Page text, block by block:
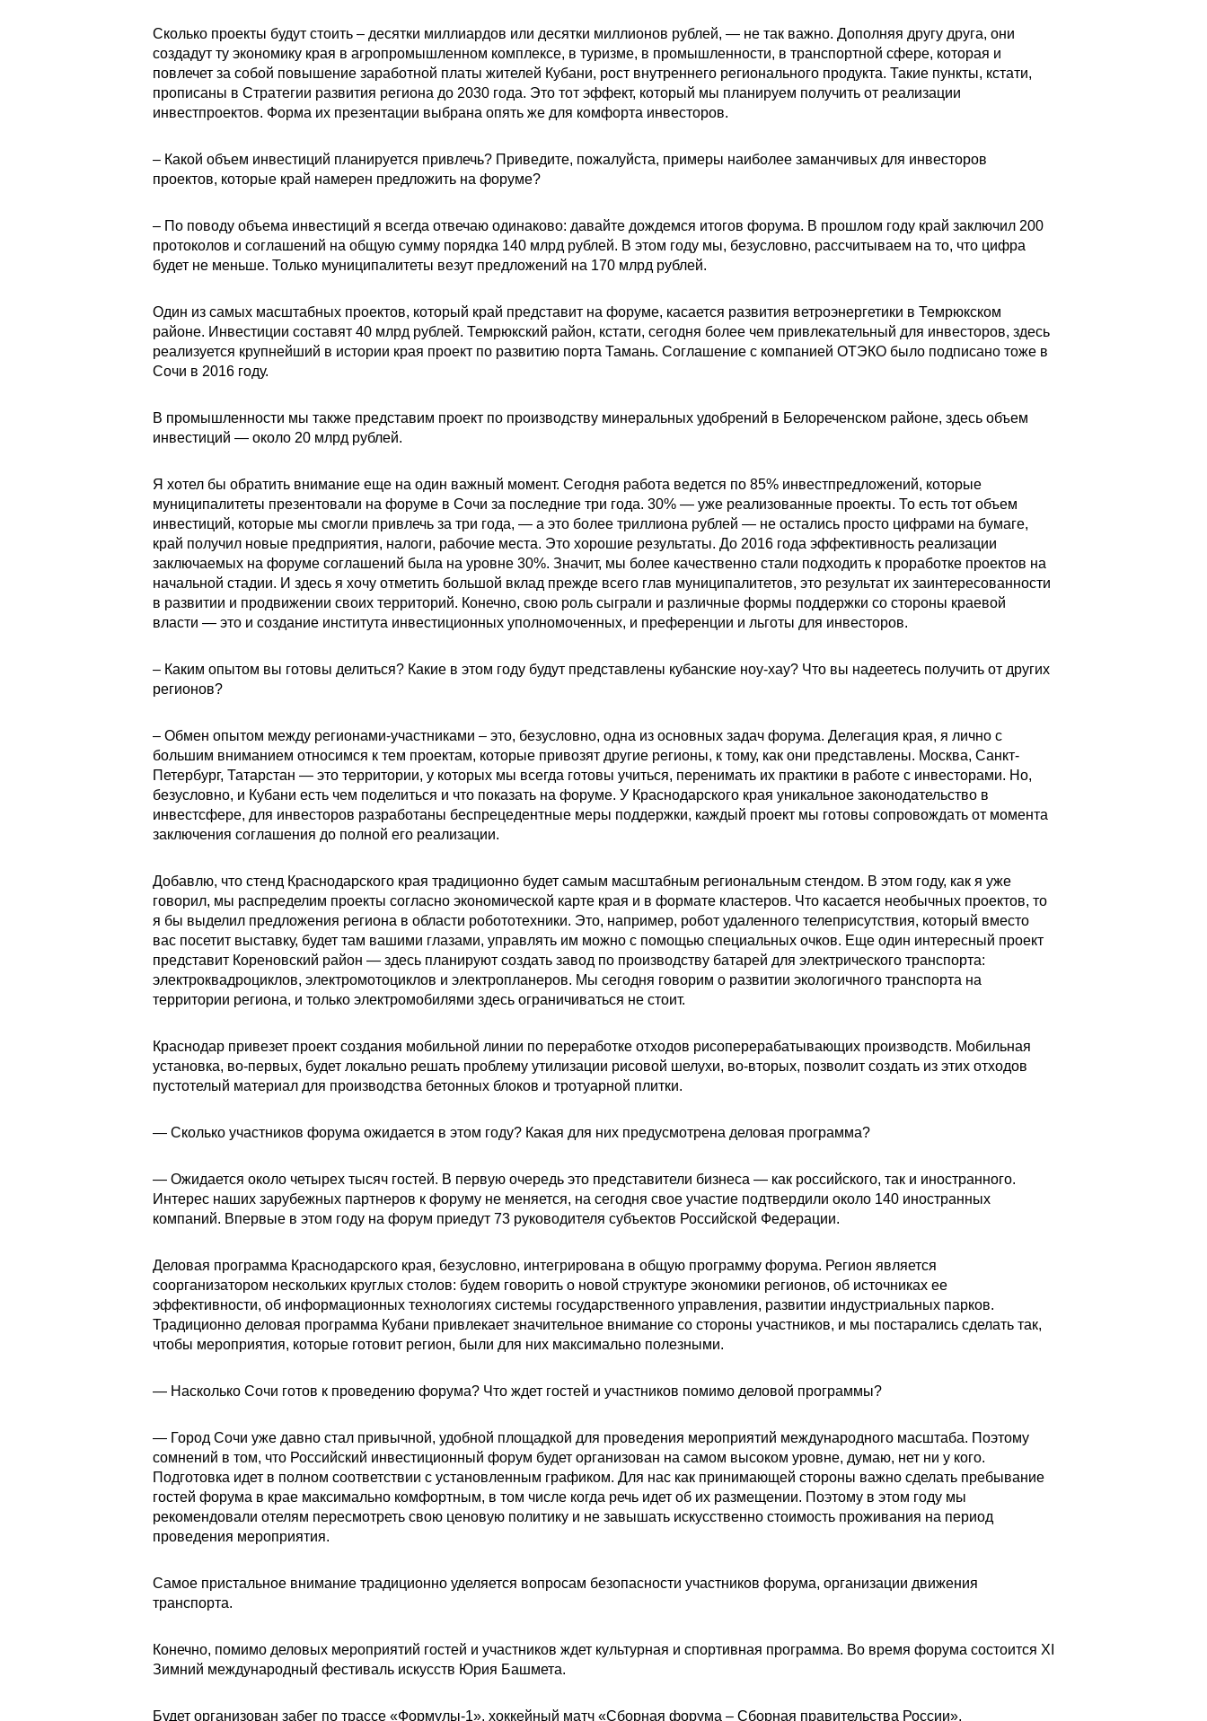
Сколько проекты будут стоить – десятки миллиардов или десятки миллионов рублей, — не так важно. Дополняя другу друга, они
создадут ту экономику края в агропромышленном комплексе, в туризме, в промышленности, в транспортной сфере, которая и
повлечет за собой повышение заработной платы жителей Кубани, рост внутреннего регионального продукта. Такие пункты, кстати,
прописаны в Стратегии развития региона до 2030 года. Это тот эффект, который мы планируем получить от реализации
инвестпроектов. Форма их презентации выбрана опять же для комфорта инвесторов.
– Какой объем инвестиций планируется привлечь? Приведите, пожалуйста, примеры наиболее заманчивых для инвесторов
проектов, которые край намерен предложить на форуме?
– По поводу объема инвестиций я всегда отвечаю одинаково: давайте дождемся итогов форума. В прошлом году край заключил 200
протоколов и соглашений на общую сумму порядка 140 млрд рублей. В этом году мы, безусловно, рассчитываем на то, что цифра
будет не меньше. Только муниципалитеты везут предложений на 170 млрд рублей.
Один из самых масштабных проектов, который край представит на форуме, касается развития ветроэнергетики в Темрюкском
районе. Инвестиции составят 40 млрд рублей. Темрюкский район, кстати, сегодня более чем привлекательный для инвесторов, здесь
реализуется крупнейший в истории края проект по развитию порта Тамань. Соглашение с компанией ОТЭКО было подписано тоже в
Сочи в 2016 году.
В промышленности мы также представим проект по производству минеральных удобрений в Белореченском районе, здесь объем
инвестиций — около 20 млрд рублей.
Я хотел бы обратить внимание еще на один важный момент. Сегодня работа ведется по 85% инвестпредложений, которые
муниципалитеты презентовали на форуме в Сочи за последние три года. 30% — уже реализованные проекты. То есть тот объем
инвестиций, которые мы смогли привлечь за три года, — а это более триллиона рублей — не остались просто цифрами на бумаге,
край получил новые предприятия, налоги, рабочие места. Это хорошие результаты. До 2016 года эффективность реализации
заключаемых на форуме соглашений была на уровне 30%. Значит, мы более качественно стали подходить к проработке проектов на
начальной стадии. И здесь я хочу отметить большой вклад прежде всего глав муниципалитетов, это результат их заинтересованности
в развитии и продвижении своих территорий. Конечно, свою роль сыграли и различные формы поддержки со стороны краевой
власти — это и создание института инвестиционных уполномоченных, и преференции и льготы для инвесторов.
– Каким опытом вы готовы делиться? Какие в этом году будут представлены кубанские ноу-хау? Что вы надеетесь получить от других
регионов?
– Обмен опытом между регионами-участниками – это, безусловно, одна из основных задач форума. Делегация края, я лично с
большим вниманием относимся к тем проектам, которые привозят другие регионы, к тому, как они представлены. Москва, Санкт-
Петербург, Татарстан — это территории, у которых мы всегда готовы учиться, перенимать их практики в работе с инвесторами. Но,
безусловно, и Кубани есть чем поделиться и что показать на форуме. У Краснодарского края уникальное законодательство в
инвестсфере, для инвесторов разработаны беспрецедентные меры поддержки, каждый проект мы готовы сопровождать от момента
заключения соглашения до полной его реализации.
Добавлю, что стенд Краснодарского края традиционно будет самым масштабным региональным стендом. В этом году, как я уже
говорил, мы распределим проекты согласно экономической карте края и в формате кластеров. Что касается необычных проектов, то
я бы выделил предложения региона в области робототехники. Это, например, робот удаленного телеприсутствия, который вместо
вас посетит выставку, будет там вашими глазами, управлять им можно с помощью специальных очков. Еще один интересный проект
представит Кореновский район — здесь планируют создать завод по производству батарей для электрического транспорта:
электроквадроциклов, электромотоциклов и электропланеров. Мы сегодня говорим о развитии экологичного транспорта на
территории региона, и только электромобилями здесь ограничиваться не стоит.
Краснодар привезет проект создания мобильной линии по переработке отходов рисоперерабатывающих производств. Мобильная
установка, во-первых, будет локально решать проблему утилизации рисовой шелухи, во-вторых, позволит создать из этих отходов
пустотелый материал для производства бетонных блоков и тротуарной плитки.
— Сколько участников форума ожидается в этом году? Какая для них предусмотрена деловая программа?
— Ожидается около четырех тысяч гостей. В первую очередь это представители бизнеса — как российского, так и иностранного.
Интерес наших зарубежных партнеров к форуму не меняется, на сегодня свое участие подтвердили около 140 иностранных
компаний. Впервые в этом году на форум приедут 73 руководителя субъектов Российской Федерации.
Деловая программа Краснодарского края, безусловно, интегрирована в общую программу форума. Регион является
соорганизатором нескольких круглых столов: будем говорить о новой структуре экономики регионов, об источниках ее
эффективности, об информационных технологиях системы государственного управления, развитии индустриальных парков.
Традиционно деловая программа Кубани привлекает значительное внимание со стороны участников, и мы постарались сделать так,
чтобы мероприятия, которые готовит регион, были для них максимально полезными.
— Насколько Сочи готов к проведению форума? Что ждет гостей и участников помимо деловой программы?
— Город Сочи уже давно стал привычной, удобной площадкой для проведения мероприятий международного масштаба. Поэтому
сомнений в том, что Российский инвестиционный форум будет организован на самом высоком уровне, думаю, нет ни у кого.
Подготовка идет в полном соответствии с установленным графиком. Для нас как принимающей стороны важно сделать пребывание
гостей форума в крае максимально комфортным, в том числе когда речь идет об их размещении. Поэтому в этом году мы
рекомендовали отелям пересмотреть свою ценовую политику и не завышать искусственно стоимость проживания на период
проведения мероприятия.
Самое пристальное внимание традиционно уделяется вопросам безопасности участников форума, организации движения
транспорта.
Конечно, помимо деловых мероприятий гостей и участников ждет культурная и спортивная программа. Во время форума состоится XI
Зимний международный фестиваль искусств Юрия Башмета.
Будет организован забег по трассе «Формулы-1», хоккейный матч «Сборная форума – Сборная правительства России»,